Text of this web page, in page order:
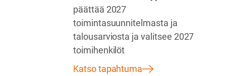
päättää 2027
toimintasuunnitelmasta ja
talousarviosta ja valitsee 2027
toimihenkilöt
Katso tapahtuma